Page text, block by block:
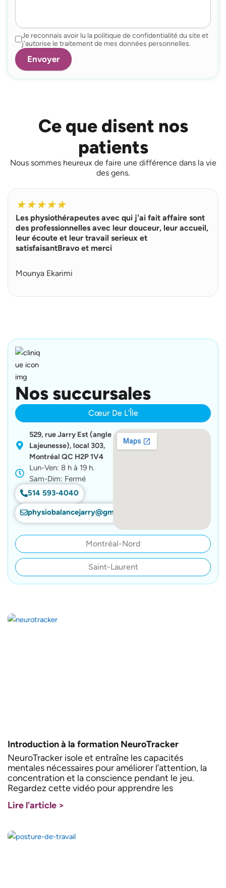
Je reconnais avoir lu la politique de confidentialité du site et
j'autorise le traitement de mes données personnelles.
Ce que disent nos
patients
Nous sommes heureux de faire une différence dans la vie
des gens.
★★★★★
Les physiothérapeutes avec qui j'ai fait affaire sont
des professionnelles avec leur douceur, leur accueil,
leur écoute et leur travail serieux et
satisfaisantBravo et merci
L
Mounya Ekarimi
Nos succursales
Cœur De L’Île
Montréal-Nord
Saint-Laurent
529, rue Jarry Est (angle
Lajeunesse), local 303,
Montréal QC H2P 1V4
Lun-Ven: 8 h à 19 h.
Sam-Dim: Fermé
514 593-4040
physiobalancejarry@gmail.com
Introduction à la formation NeuroTracker
NeuroTracker isole et entraîne les capacités
mentales nécessaires pour améliorer l’attention, la
concentration et la conscience pendant le jeu.
Regardez cette vidéo pour apprendre les
Lire l'article >